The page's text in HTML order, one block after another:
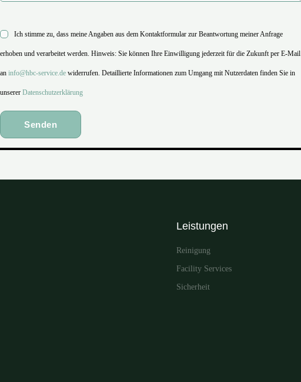
Ich stimme zu, dass meine Angaben aus dem Kontaktformular zur Beantwortung meiner Anfrage
erhoben und verarbeitet werden. Hinweis: Sie können Ihre Einwilligung jederzeit für die Zukunft per E-Mail
an info@hbc-service.de widerrufen. Detaillierte Informationen zum Umgang mit Nutzerdaten finden Sie in
unserer Datenschutzerklärung
Leistungen
Reinigung
Facility Services
Sicherheit